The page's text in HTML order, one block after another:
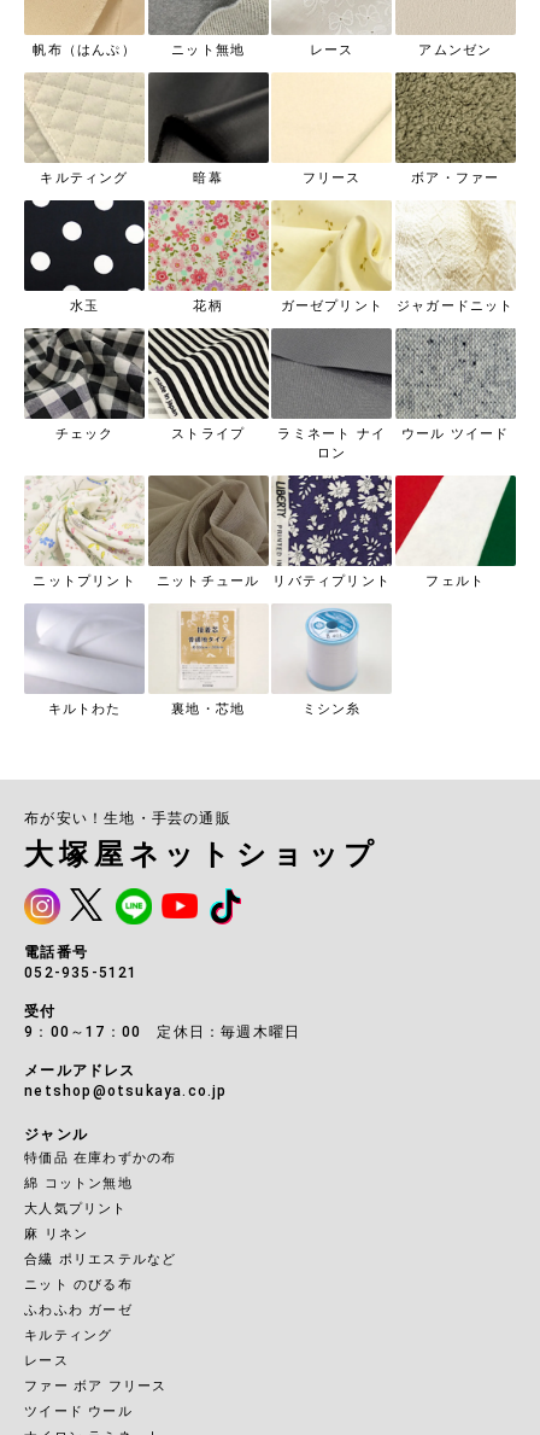
帆布（はんぷ） ニット無地 レース アムンゼン
キルティング 暗幕 フリース ボア・ファー
水玉 花柄 ガーゼプリント ジャガードニット
チェック ストライプ
ラミネート ナイ
ロン
ウール ツイード
ニットプリント ニットチュール リバティプリント フェルト
キルトわた 裏地・芯地 ミシン糸
布が安い！生地・手芸の通販
大塚屋ネットショップ
電話番号
052-935-5121
受付
9：00～17：00 定休日：毎週木曜日
メールアドレス
netshop@otsukaya.co.jp
ジャンル
特価品 在庫わずかの布
綿 コットン無地
大人気プリント
麻 リネン
合繊 ポリエステルなど
ニット のびる布
ふわふわ ガーゼ
キルティング
レース
ファー ボア フリース
ツイード ウール